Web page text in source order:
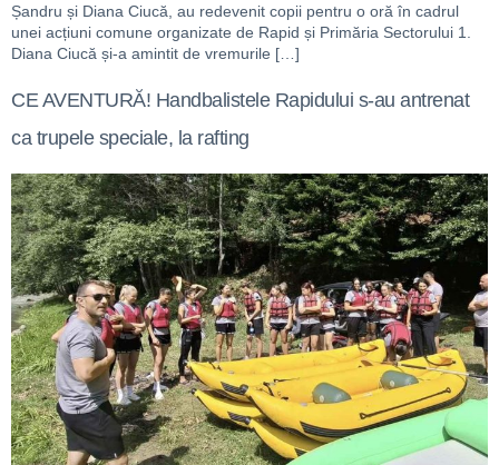
Șandru și Diana Ciucă, au redevenit copii pentru o oră în cadrul
unei acțiuni comune organizate de Rapid și Primăria Sectorului 1.
Diana Ciucă și-a amintit de vremurile […]
CE AVENTURĂ! Handbalistele Rapidului s-au antrenat
ca trupele speciale, la rafting